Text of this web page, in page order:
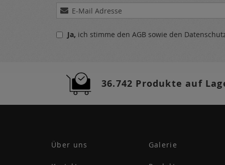
Melden
Sie
für Ja, ich stimme den AGB sowie den
36.742 Produkte auf
Über uns Galerie